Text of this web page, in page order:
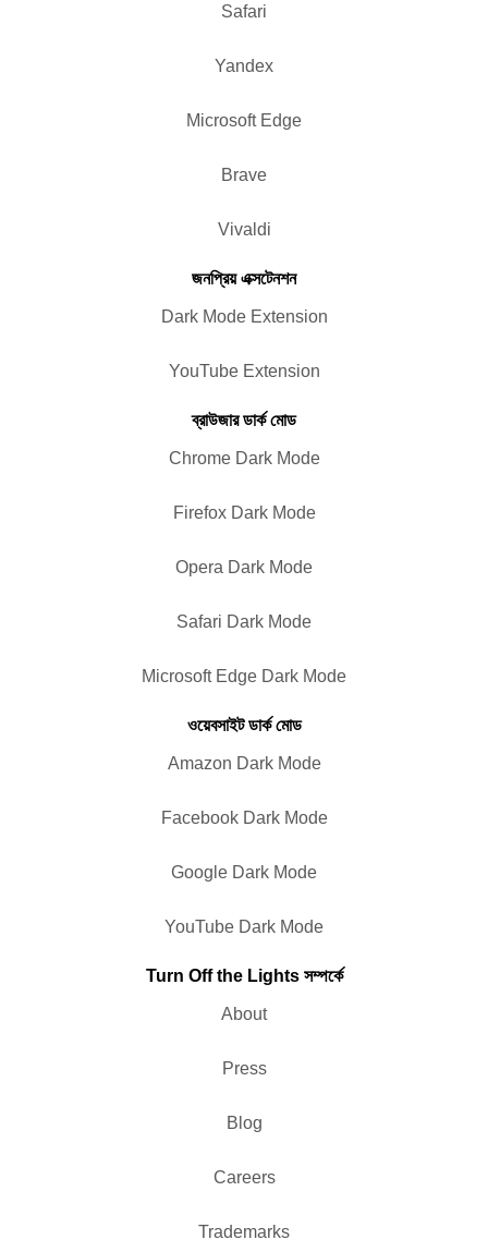
Safari
Yandex
Microsoft Edge
Brave
Vivaldi
জনপ্রিয় এক্সটেনশন
Dark Mode Extension
YouTube Extension
ব্রাউজার ডার্ক মোড
Chrome Dark Mode
Firefox Dark Mode
Opera Dark Mode
Safari Dark Mode
Microsoft Edge Dark Mode
ওয়েবসাইট ডার্ক মোড
Amazon Dark Mode
Facebook Dark Mode
Google Dark Mode
YouTube Dark Mode
Turn Off the Lights সম্পর্কে
About
Press
Blog
Careers
Trademarks